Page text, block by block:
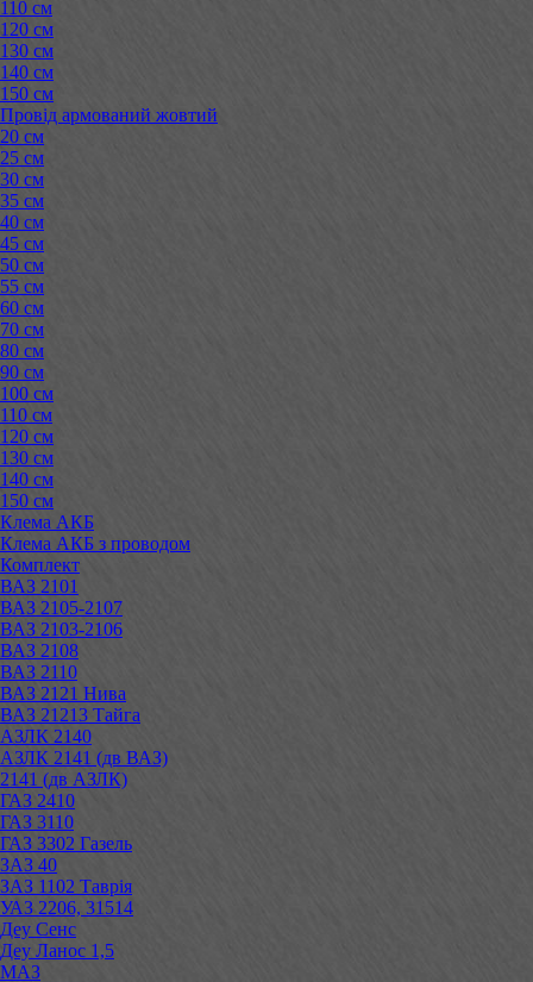
110 см
120 см
130 см
140 см
150 см
Провід армований жовтий
20 см
25 см
30 см
35 см
40 см
45 см
50 см
55 см
60 см
70 см
80 см
90 см
100 см
110 см
120 см
130 см
140 см
150 см
Клема АКБ
Клема АКБ з проводом
Комплект
ВАЗ 2101
ВАЗ 2105-2107
ВАЗ 2103-2106
ВАЗ 2108
ВАЗ 2110
ВАЗ 2121 Нива
ВАЗ 21213 Тайга
АЗЛК 2140
АЗЛК 2141 (дв ВАЗ)
2141 (дв АЗЛК)
ГАЗ 2410
ГАЗ 3110
ГАЗ 3302 Газель
ЗАЗ 40
ЗАЗ 1102 Таврія
УАЗ 2206, 31514
Деу Сенс
Деу Ланос 1,5
МАЗ